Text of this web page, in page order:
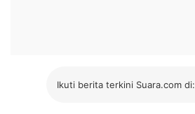
Ikuti berita terkini Suara.com di: